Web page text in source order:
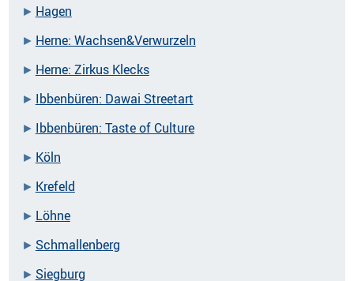
Hagen
Herne: Wachsen&Verwurzeln
Herne: Zirkus Klecks
Ibbenbüren: Dawai Streetart
Ibbenbüren: Taste of Culture
Köln
Krefeld
Löhne
Schmallenberg
Siegburg